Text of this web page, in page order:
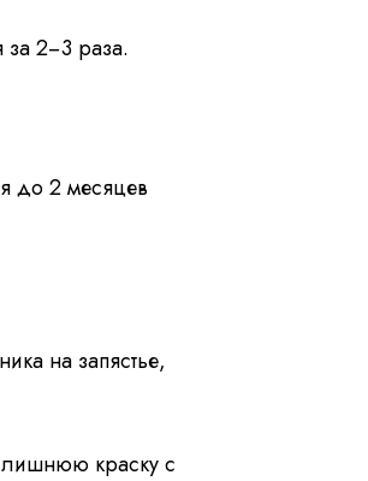
2−3 раза.
до 2 месяцев
на запястье,
краску с